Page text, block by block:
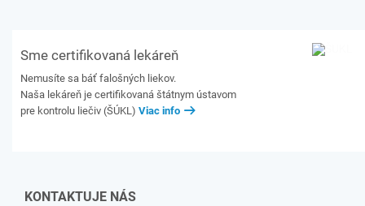
Sme certifikovaná lekáreň
Nemusíte sa báť falošných liekov.
Naša lekáreň je certifikovaná štátnym ústavom
pre kontrolu liečiv (ŠÚKL) Viac info
KONTAKTUJE NÁS